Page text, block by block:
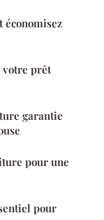
économisez
votre prêt
garantie
pour une
pour